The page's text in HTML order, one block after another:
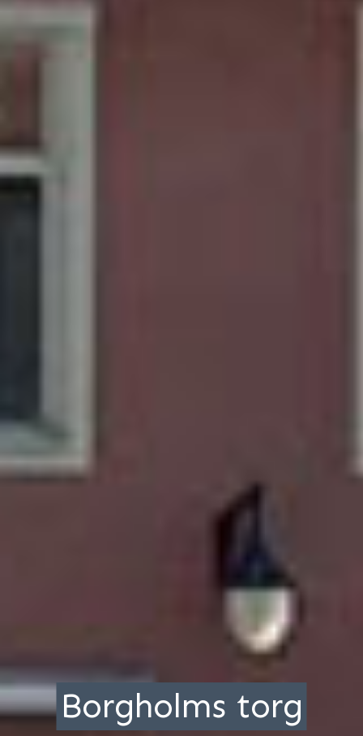
Borgholms torg